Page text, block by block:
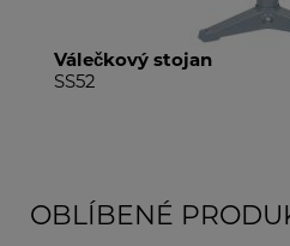
Válečkový stojan
SS52
OBLÍBENÉ